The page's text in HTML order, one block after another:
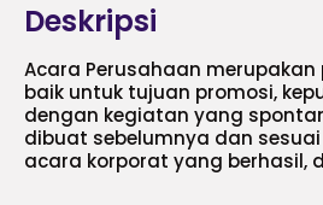
Deskripsi
Acara Perusahaan
baik untuk tujuan promosi,
dengan kegiatan yang
dibuat sebelumnya dan
acara korporat yang berhasil,